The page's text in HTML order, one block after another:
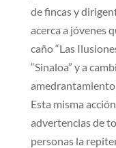
de fincas y
acerca a jóvenes
caño “Las
“Sinaloa” y a
Esta misma
advertencias de
personas la